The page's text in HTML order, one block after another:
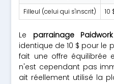
Filleul (celui qui s'inscrit)
10
Le parrainage Paidwork
identique de 10 $ pour le
fait une offre équilibrée
n'est cependant pas
ait réellement utilisé la